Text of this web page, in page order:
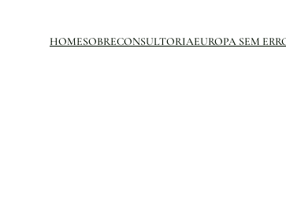
HOMESOBRECONSULTORIAEUROPA SEM